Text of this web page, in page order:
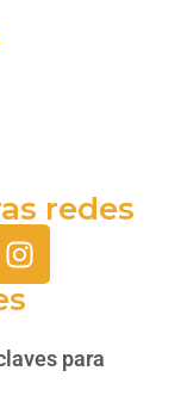
redes
para